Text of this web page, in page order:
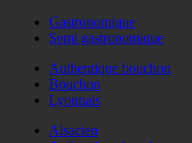
Gastronomique
Semi gastronomique
Authentique bouchon
Bouchon
Lyonnais
Alsacien